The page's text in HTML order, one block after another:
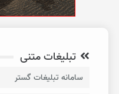
تبلیغات متنی
سامانه تبلیغات گستر